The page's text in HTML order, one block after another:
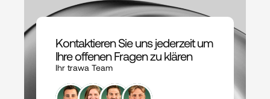
Kontaktieren Sie uns jederzeit um
Ihre offenen Fragen zu klären
Ihr trawa Team